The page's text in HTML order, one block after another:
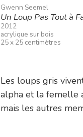
Gwenn Seemel
Un Loup Pas Tout à
2012
acrylique sur bois
25 x 25 centimètres
Les loups gris
alpha et la femelle
mais les autres